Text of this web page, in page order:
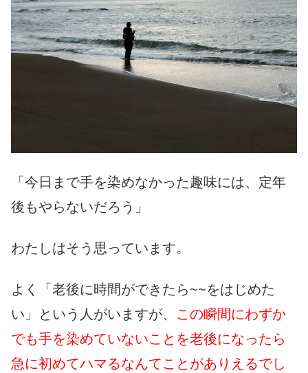
「今日まで手を染めなかった趣味には、定年
後もやらないだろう」
わたしはそう思っています。
よく「老後に時間ができたら~~をはじめた
い」という人がいますが、 この瞬間にわずか
でも手を染めていないことを老後になったら
急に初めてハマるなんてことがありえるでし